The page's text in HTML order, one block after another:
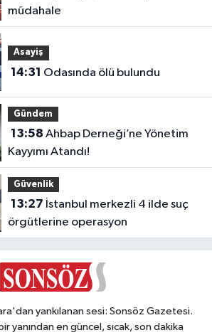
müdahale
Asayiş
14:31 Odasında ölü bulundu
Gündem
13:58
Kayyımı Atandı!
Güvenlik
13:27
örgütlerine operasyon
yankılanan sesi: Sonsöz Gazetesi.
yanından en güncel, sıcak, son dakika